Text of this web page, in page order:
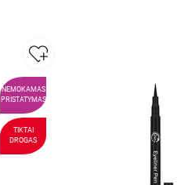
NEMOKAMAS
PRISTATYMAS
TIKTAI
DROGAS